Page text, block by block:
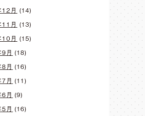
月 (14)
月 (13)
月 (15)
月 (18)
月 (16)
月 (11)
月 (9)
月 (16)